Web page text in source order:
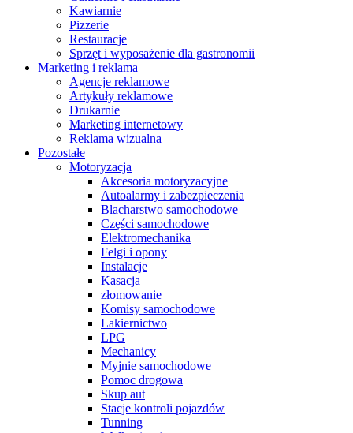
Kawiarnie
Pizzerie
Restauracje
Sprzęt i wyposażenie dla gastronomii
Marketing i reklama
Agencje reklamowe
Artykuły reklamowe
Drukarnie
Marketing internetowy
Reklama wizualna
Pozostałe
Motoryzacja
Akcesoria motoryzacyjne
Autoalarmy i zabezpieczenia
Blacharstwo samochodowe
Części samochodowe
Elektromechanika
Felgi i opony
Instalacje
Kasacja
złomowanie
Komisy samochodowe
Lakiernictwo
LPG
Mechanicy
Myjnie samochodowe
Pomoc drogowa
Skup aut
Stacje kontroli pojazdów
Tunning